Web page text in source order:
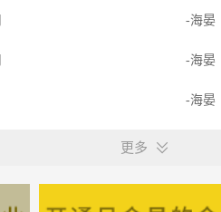
-海晏
-海晏
-海晏
更多